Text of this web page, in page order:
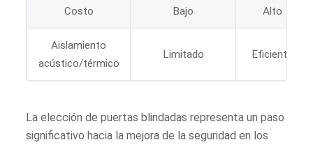
Costo Bajo Alto
Aislamiento
acústico/térmico
Limitado Eficiente
La elección de puertas blindadas representa un paso
significativo hacia la mejora de la seguridad en los